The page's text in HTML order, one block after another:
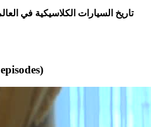
(45 episodes)